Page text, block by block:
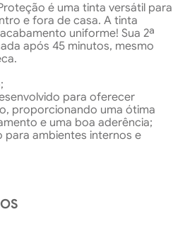
é uma tinta versátil para
e fora de casa. A tinta
uniforme! Sua 2ª
após 45 minutos, mesmo
para oferecer
proporcionando uma ótima
e uma boa aderência;
para ambientes internos e